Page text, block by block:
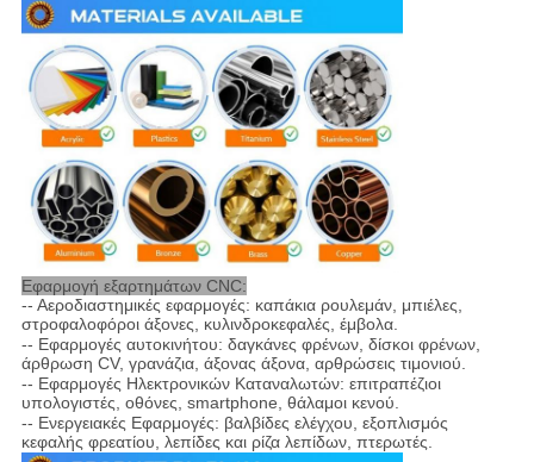
Εφαρμογή εξαρτημάτων CNC:
-- Αεροδιαστημικές εφαρμογές: καπάκια ρουλεμάν, μπιέλες,
στροφαλοφόροι άξονες, κυλινδροκεφαλές, έμβολα.
-- Εφαρμογές αυτοκινήτου: δαγκάνες φρένων, δίσκοι φρένων,
άρθρωση CV, γρανάζια, άξονας άξονα, αρθρώσεις τιμονιού.
-- Εφαρμογές Ηλεκτρονικών Καταναλωτών: επιτραπέζιοι
υπολογιστές, οθόνες, smartphone, θάλαμοι κενού.
-- Ενεργειακές Εφαρμογές: βαλβίδες ελέγχου, εξοπλισμός
κεφαλής φρεατίου, λεπίδες και ρίζα λεπίδων, πτερωτές.